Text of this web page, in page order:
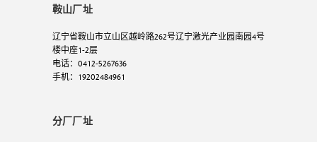
鞍山厂址
辽宁省鞍山市立山区越岭路262号辽宁激光产业园南园4号
楼中座1-2层
电话：0412-5267636
手机：19202484961
分厂厂址